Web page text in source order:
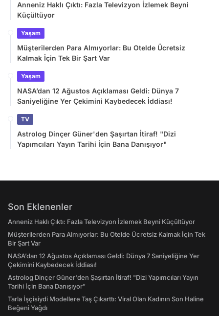
Anneniz Haklı Çıktı: Fazla Televizyon İzlemek Beyni
Küçültüyor
Yaşam
Müşterilerden Para Almıyorlar: Bu Otelde Ücretsiz
Kalmak İçin Tek Bir Şart Var
Yaşam
NASA’dan 12 Ağustos Açıklaması Geldi: Dünya 7
Saniyeliğine Yer Çekimini Kaybedecek İddiası!
TV
Astrolog Dinçer Güner'den Şaşırtan İtiraf! "Dizi
Yapımcıları Yayın Tarihi İçin Bana Danışıyor"
Son Eklenenler
Anneniz Haklı Çıktı: Fazla Televizyon İzlemek Beyni Küçültüyor
Müşterilerden Para Almıyorlar: Bu Otelde Ücretsiz Kalmak İçin Tek
Bir Şart Var
NASA’dan 12 Ağustos Açıklaması Geldi: Dünya 7 Saniyeliğine Yer
Çekimini Kaybedecek İddiası!
Astrolog Dinçer Güner'den Şaşırtan İtiraf! "Dizi Yapımcıları Yayın
Tarihi İçin Bana Danışıyor"
Tarla İşçisiydi Modellere Taş Çıkarttı: Viral Olan Kadının Son Haline
Beğeni Yağdı